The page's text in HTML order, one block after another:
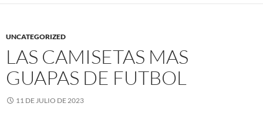
UNCATEGORIZED
LAS CAMISETAS MAS
GUAPAS DE FUTBOL
11 DE JULIO DE 2023